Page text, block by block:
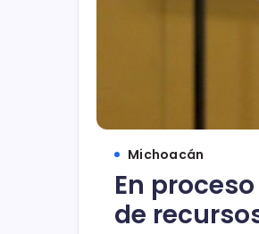
Michoacán
En
de